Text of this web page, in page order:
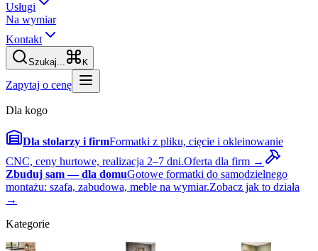
Usługi
Na wymiar
Kontakt
Szukaj... K
Zapytaj o cenę
Dla kogo
Dla stolarzy i firmFormatki z pliku, cięcie i okleinowanie
CNC, ceny hurtowe, realizacja 2–7 dni.Oferta dla firm →
Zbuduj sam — dla domuGotowe formatki do samodzielnego
montażu: szafa, zabudowa, meble na wymiar.Zobacz jak to działa
→
Kategorie